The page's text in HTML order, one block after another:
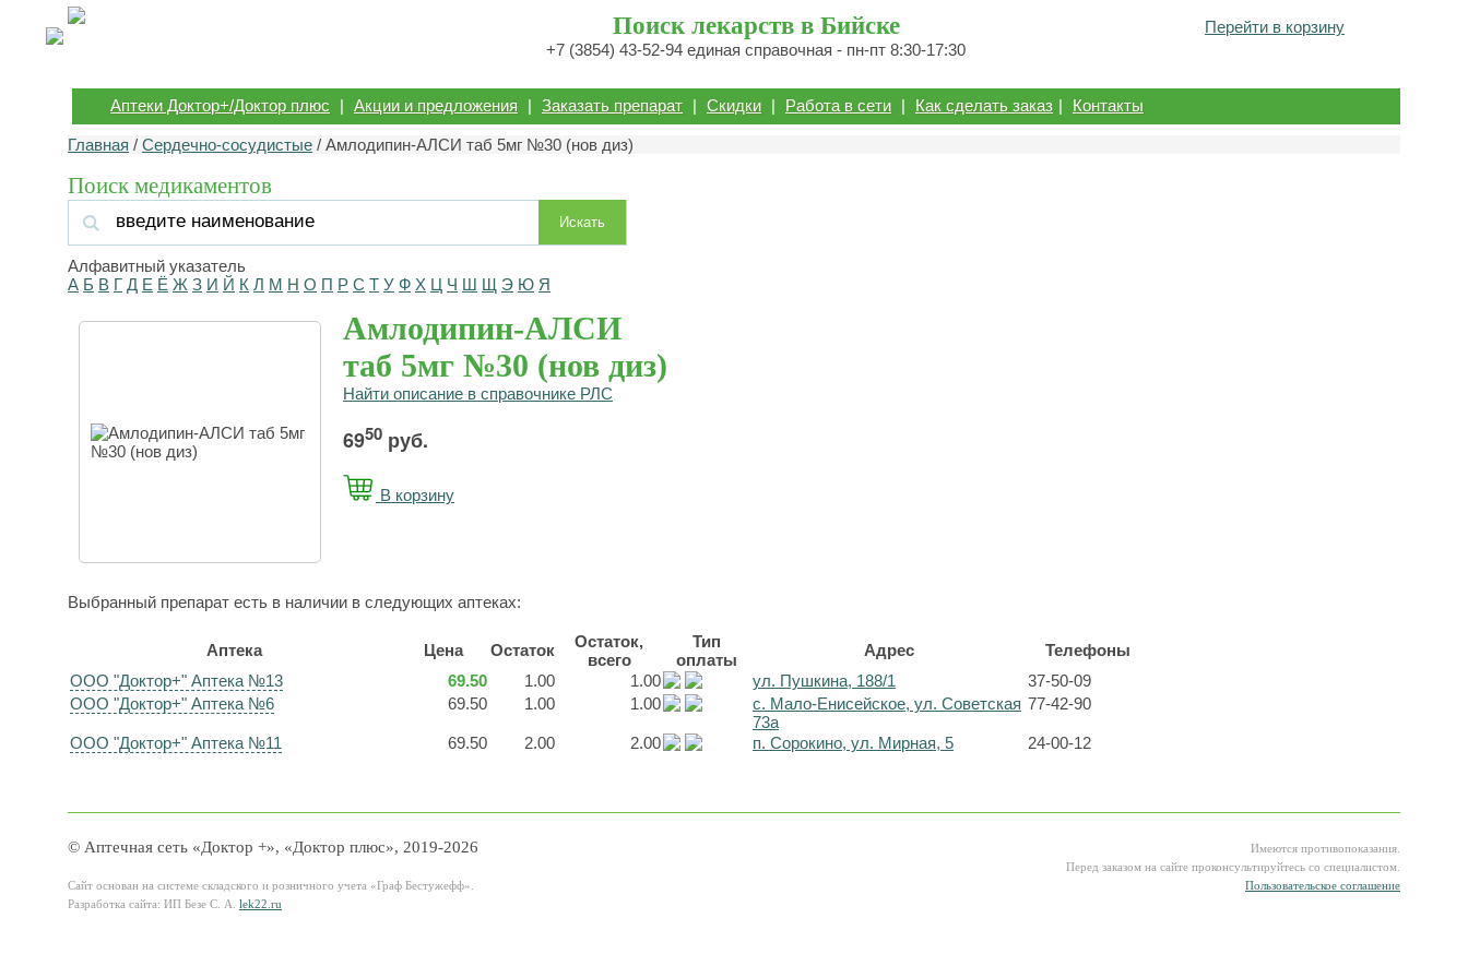
Поиск лекарств в Бийске
+7 (3854) 43-52-94 единая справочная - пн-пт 8:30-17:30
Перейти в корзину
Аптеки Доктор+/Доктор плюс | Акции и предложения | Заказать препарат | Скидки | Работа в сети | Как сделать заказ | Контакты
Главная / Сердечно-сосудистые / Амлодипин-АЛСИ таб 5мг №30 (нов диз)
Поиск медикаментов
Искать
Алфавитный указатель
А Б В Г Д Е Ё Ж З И Й К Л М Н О П Р С Т У Ф Х Ц Ч Ш Щ Э Ю Я
Амлодипин-АЛСИ
таб 5мг №30 (нов диз)
Найти описание в справочнике РЛС
6950 руб.
В корзину
Выбранный препарат есть в наличии в следующих аптеках:
Аптека Цена Остаток
Остаток,
всего
Тип
оплаты
Адрес
Телефоны
ООО "Доктор+" Аптека №13
69.50 1.00 1.00 ул. Пушкина, 188/1
37-50-09
ООО "Доктор+" Аптека №6
69.50 1.00 1.00
с. Мало-Енисейское, ул. Советская
73а
77-42-90
ООО "Доктор+" Аптека №11 69.50 2.00 2.00 п. Сорокино, ул. Мирная, 5 24-00-12
© Аптечная сеть «Доктор +», «Доктор плюс», 2019-2026
Сайт основан на системе складского и розничного учета «Граф Бестужефф».
Разработка сайта: ИП Безе С. А. lek22.ru
Имеются противопоказания.
Перед заказом на сайте проконсультируйтесь со специалистом.
Пользовательское соглашение